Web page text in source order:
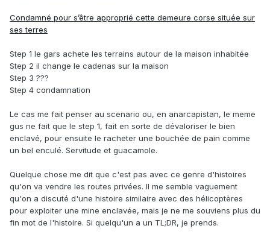
Condamné pour s’être approprié cette demeure corse située sur
ses terres
Step 1 le gars achete les terrains autour de la maison inhabitée
Step 2 il change le cadenas sur la maison
Step 3 ???
Step 4 condamnation
Le cas me fait penser au scenario ou, en anarcapistan, le meme
gus ne fait que le step 1, fait en sorte de dévaloriser le bien
enclavé, pour ensuite le racheter une bouchée de pain comme
un bel enculé. Servitude et guacamole.
Quelque chose me dit que c'est pas avec ce genre d'histoires
qu'on va vendre les routes privées. Il me semble vaguement
qu'on a discuté d'une histoire similaire avec des hélicoptères
pour exploiter une mine enclavée, mais je ne me souviens plus du
fin mot de l'histoire. Si quelqu'un a un TL;DR, je prends.